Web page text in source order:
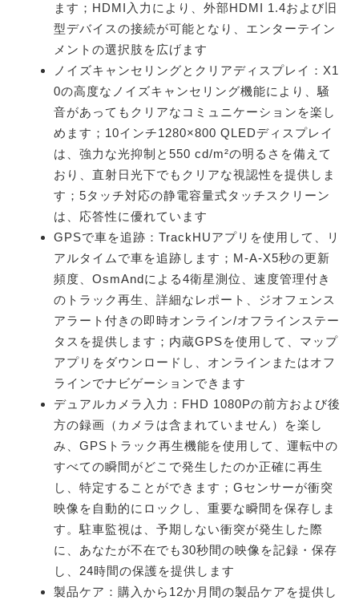
ます；HDMI入力により、外部HDMI 1.4および旧
型デバイスの接続が可能となり、エンターテイン
メントの選択肢を広げます
ノイズキャンセリングとクリアディスプレイ：X1
0の高度なノイズキャンセリング機能により、騒
音があってもクリアなコミュニケーションを楽し
めます；10インチ1280×800 QLEDディスプレイ
は、強力な光抑制と550 cd/m²の明るさを備えて
おり、直射日光下でもクリアな視認性を提供しま
す；5タッチ対応の静電容量式タッチスクリーン
は、応答性に優れています
GPSで車を追跡：TrackHUアプリを使用して、リ
アルタイムで車を追跡します；M-A-X5秒の更新
頻度、OsmAndによる4衛星測位、速度管理付き
のトラック再生、詳細なレポート、ジオフェンス
アラート付きの即時オンライン/オフラインステー
タスを提供します；内蔵GPSを使用して、マップ
アプリをダウンロードし、オンラインまたはオフ
ラインでナビゲーションできます
デュアルカメラ入力：FHD 1080Pの前方および後
方の録画（カメラは含まれていません）を楽し
み、GPSトラック再生機能を使用して、運転中の
すべての瞬間がどこで発生したのか正確に再生
し、特定することができます；Gセンサーが衝突
映像を自動的にロックし、重要な瞬間を保存しま
す。駐車監視は、予期しない衝突が発生した際
に、あなたが不在でも30秒間の映像を記録・保存
し、24時間の保護を提供します
製品ケア：購入から12か月間の製品ケアを提供し